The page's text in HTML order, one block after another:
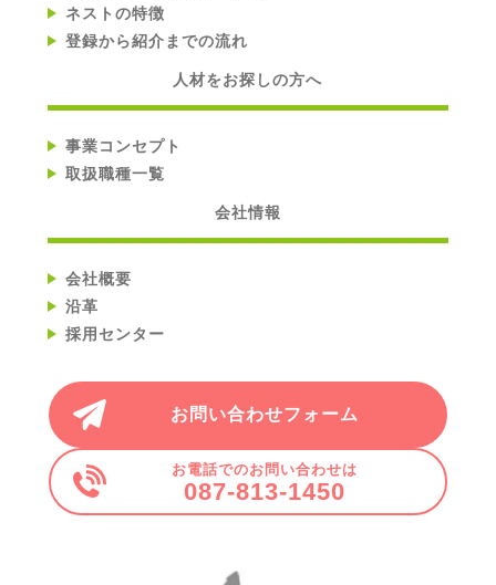
ネストの特徴
登録から紹介までの流れ
人材をお探しの方へ
事業コンセプト
取扱職種一覧
会社情報
会社概要
沿革
採用センター
お問い合わせフォーム
お電話でのお問い合わせは
087-813-1450